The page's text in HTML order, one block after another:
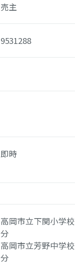
売主
9531288
即時
高岡市立下関小学校
分
高岡市立芳野中学校
分